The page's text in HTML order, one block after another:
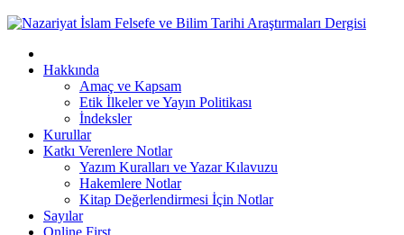
Hakkında
Amaç ve Kapsam
Etik İlkeler ve Yayın Politikası
İndeksler
Kurullar
Katkı Verenlere Notlar
Yazım Kuralları ve Yazar Kılavuzu
Hakemlere Notlar
Kitap Değerlendirmesi İçin Notlar
Sayılar
Online First